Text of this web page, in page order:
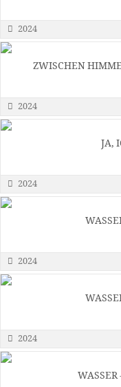
2024
ZWISCHEN
2024
JA,
2024
2024
2024
WASSER